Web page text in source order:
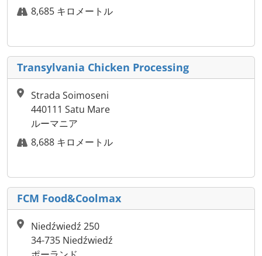
8,685 キロメートル
Transylvania Chicken Processing
Strada Soimoseni
440111 Satu Mare
ルーマニア
8,688 キロメートル
FCM Food&Coolmax
Niedźwiedź 250
34-735 Niedźwiedź